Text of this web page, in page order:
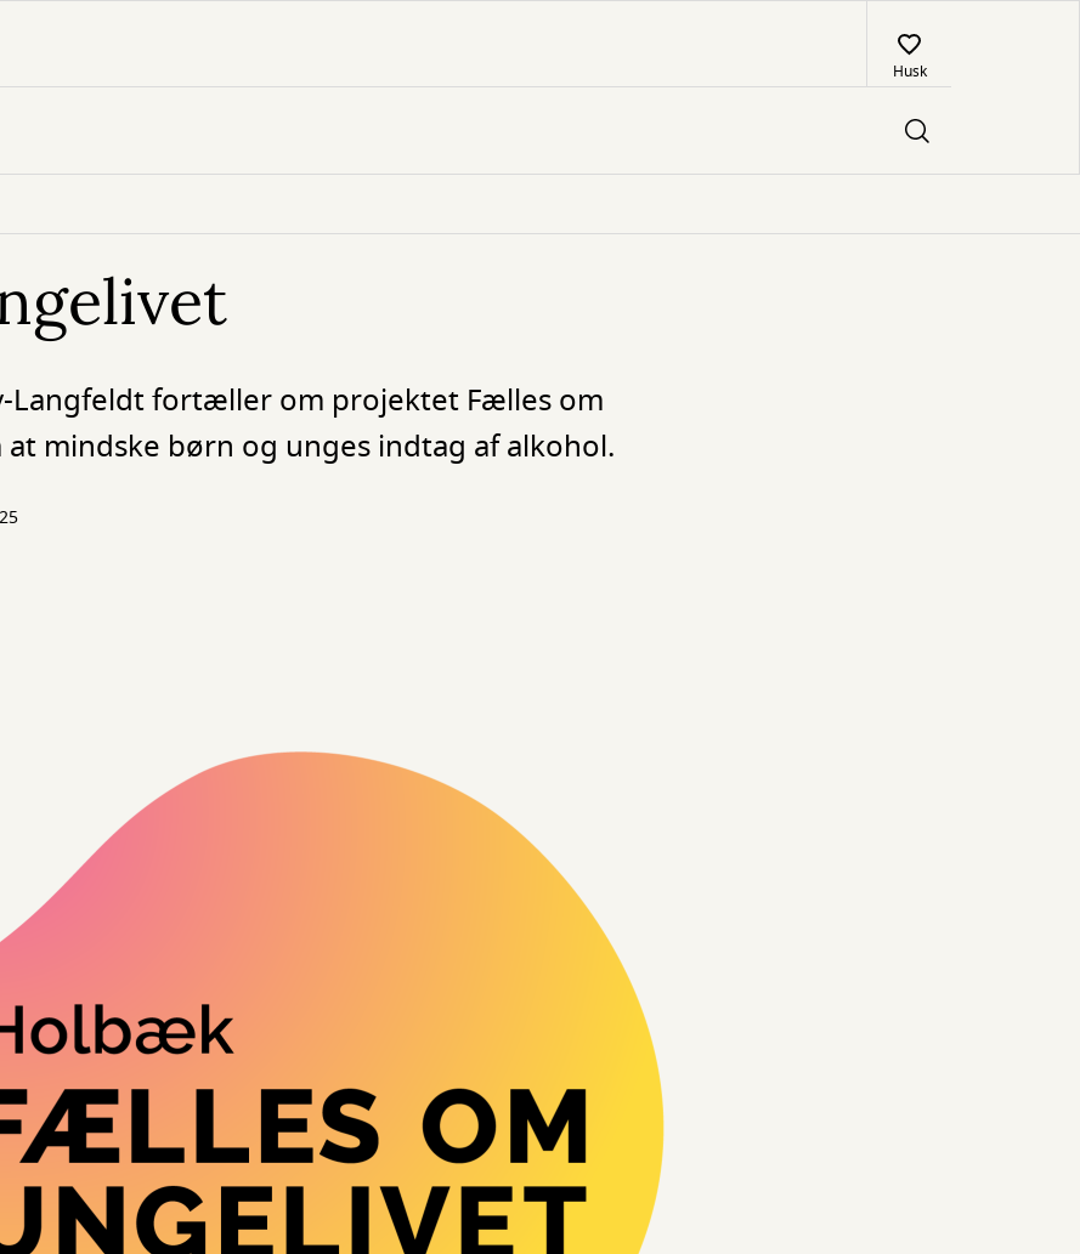
Husk
Langfeldt fortæller om projektet Fælles om
mindske børn og unges indtag af alkohol.